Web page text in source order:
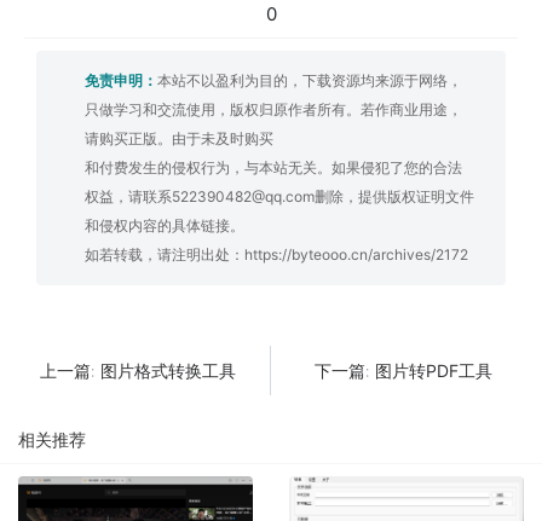
0
免责申明： 本站不以盈利为目的，下载资源均来源于网络，
只做学习和交流使用，版权归原作者所有。若作商业用途，
请购买正版。由于未及时购买
和付费发生的侵权行为，与本站无关。如果侵犯了您的合法
权益，请联系522390482@qq.com删除，提供版权证明文件
和侵权内容的具体链接。
如若转载，请注明出处： https://byteooo.cn/archives/2172
上一篇: 图片格式转换工具 下一篇: 图片转PDF工具
相关推荐